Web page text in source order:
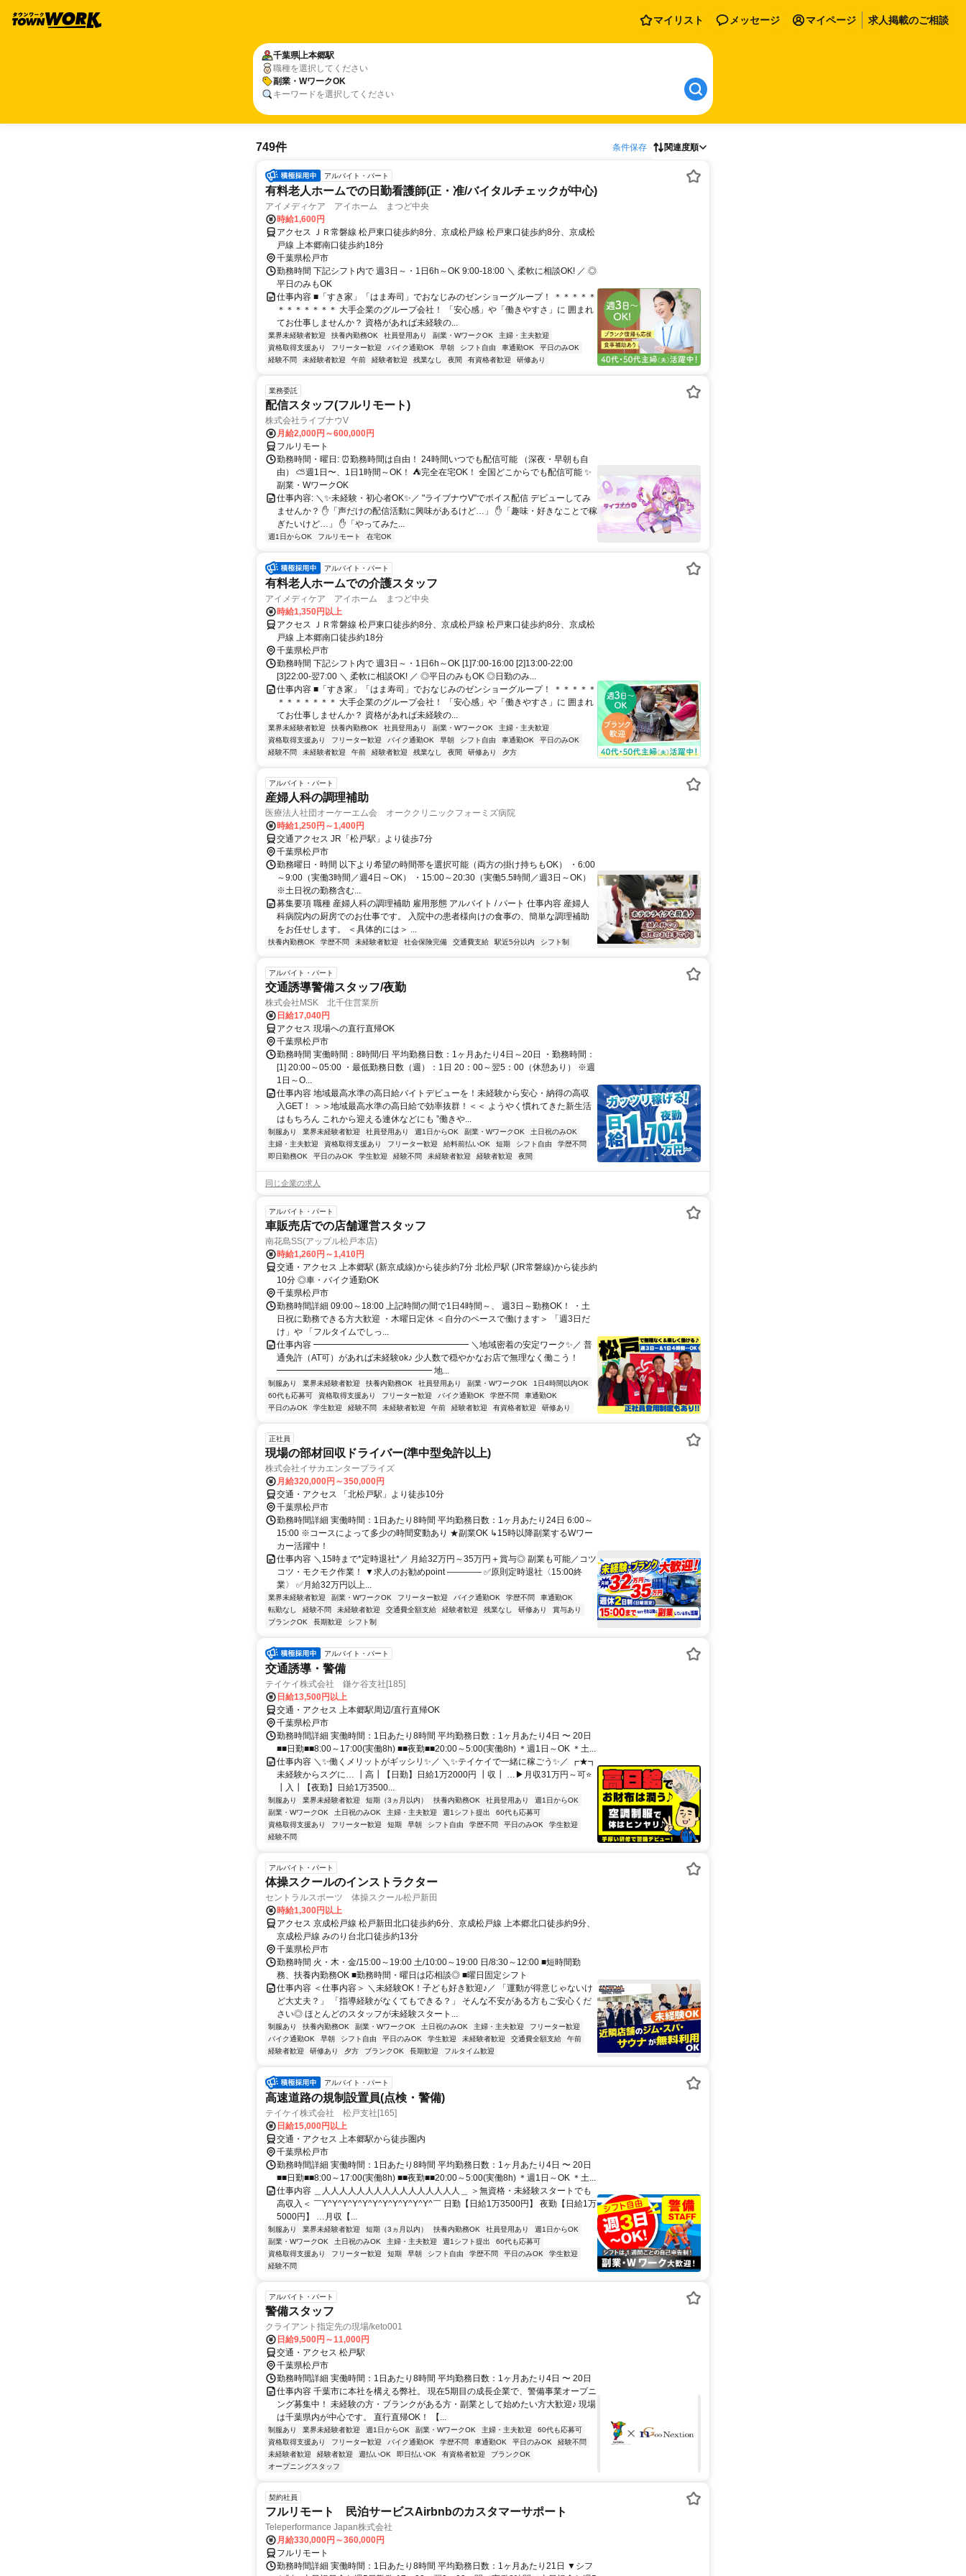
マイリスト メッセージ マイページ 求人掲載のご相談
千葉県上本郷駅
職種を選択してください
副業・WワークOK
キーワードを選択してください
749件 条件保存 関連度順
アルバイト・パート
有料老人ホームでの日勤看護師(正・准/バイタルチェックが中心)
アイメディケア アイホーム まつど中央
時給1,600円
アクセス ＪＲ常磐線 松戸東口徒歩約8分、京成松戸線 松戸東口徒歩約8分、京成松
戸線 上本郷南口徒歩約18分
千葉県松戸市
勤務時間 下記シフト内で 週3日～・1日6h～OK 9:00-18:00 ＼ 柔軟に相談OK! ／ ◎
平日のみもOK
仕事内容 ■「すき家」「はま寿司」でおなじみのゼンショーグループ！ ＊＊＊＊＊
＊＊＊＊＊＊＊ 大手企業のグループ会社！ 「安心感」や「働きやすさ」に 囲まれ
てお仕事しませんか？ 資格があれば未経験の...
業界未経験者歓迎 扶養内勤務OK 社員登用あり 副業・WワークOK
主婦・主夫歓迎
資格取得支援あり
フリーター歓迎 バイク通勤OK 早朝 シフト自由 車通勤OK
平日のみOK
経験不問
未経験者歓迎 午前 経験者歓迎 残業なし 夜間 有資格者歓迎 研修あり
業務委託
配信スタッフ(フルリモート)
株式会社ライブナウV
月給2,000円～600,000円
フルリモート
勤務時間・曜日: ⏰勤務時間は自由！ 24時間いつでも配信可能 （深夜・早朝も自
由） ⛅週1日〜、1日1時間～OK！ ⛺完全在宅OK！ 全国どこからでも配信可能 ✨
副業・WワークOK
仕事内容: ＼✨未経験・初心者OK✨／ "ライブナウV"でボイス配信 デビューしてみ
ませんか？ ✋「声だけの配信活動に興味があるけど…」 ✋「趣味・好きなことで稼
ぎたいけど…」 ✋「やってみた...
週1日からOK フルリモート 在宅OK
アルバイト・パート
有料老人ホームでの介護スタッフ
アイメディケア アイホーム まつど中央
時給1,350円以上
アクセス ＪＲ常磐線 松戸東口徒歩約8分、京成松戸線 松戸東口徒歩約8分、京成松
戸線 上本郷南口徒歩約18分
千葉県松戸市
勤務時間 下記シフト内で 週3日～・1日6h～OK [1]7:00-16:00 [2]13:00-22:00
[3]22:00-翌7:00 ＼ 柔軟に相談OK! ／ ◎平日のみもOK ◎日勤のみ...
仕事内容 ■「すき家」「はま寿司」でおなじみのゼンショーグループ！ ＊＊＊＊＊
＊＊＊＊＊＊＊ 大手企業のグループ会社！ 「安心感」や「働きやすさ」に 囲まれ
てお仕事しませんか？ 資格があれば未経験の...
業界未経験者歓迎 扶養内勤務OK 社員登用あり 副業・WワークOK
主婦・主夫歓迎
資格取得支援あり
フリーター歓迎 バイク通勤OK 早朝 シフト自由 車通勤OK
平日のみOK
経験不問
未経験者歓迎 午前 経験者歓迎 残業なし 夜間 研修あり 夕方
アルバイト・パート
産婦人科の調理補助
医療法人社団オーケーエム会 オーククリニックフォーミズ病院
時給1,250円～1,400円
交通アクセス JR「松戸駅」より徒歩7分
千葉県松戸市
勤務曜日・時間 以下より希望の時間帯を選択可能（両方の掛け持ちもOK） ・6:00
～9:00（実働3時間／週4日～OK） ・15:00～20:30（実働5.5時間／週3日～OK）
※土日祝の勤務含む...
募集要項 職種 産婦人科の調理補助 雇用形態 アルバイト / パート 仕事内容 産婦人
科病院内の厨房でのお仕事です。 入院中の患者様向けの食事の、簡単な調理補助
をお任せします。 ＜具体的には＞ ...
扶養内勤務OK 学歴不問 未経験者歓迎 社会保険完備 交通費支給 駅近5分以内 シフト制
アルバイト・パート
交通誘導警備スタッフ/夜勤
株式会社MSK 北千住営業所
日給17,040円
アクセス 現場への直行直帰OK
千葉県松戸市
勤務時間 実働時間：8時間/日 平均勤務日数：1ヶ月あたり4日～20日 ・勤務時間：
[1] 20:00～05:00 ・最低勤務日数（週）：1日 20：00～翌5：00（休憩あり） ※週
1日～O...
仕事内容 地域最高水準の高日給バイトデビューを！未経験から安心・納得の高収
入GET！ ＞＞地域最高水準の高日給で効率抜群！＜＜ ようやく慣れてきた新生活
はもちろん これから迎える連休などにも ”働きや...
制服あり 業界未経験者歓迎 社員登用あり 週1日からOK 副業・WワークOK
土日祝のみOK
主婦・主夫歓迎
資格取得支援あり フリーター歓迎 給料前払いOK 短期 シフト自由
学歴不問
即日勤務OK
平日のみOK 学生歓迎 経験不問 未経験者歓迎 経験者歓迎 夜間
同じ企業の求人
アルバイト・パート
車販売店での店舗運営スタッフ
南花島SS(アップル松戸本店)
時給1,260円～1,410円
交通・アクセス 上本郷駅 (新京成線)から徒歩約7分 北松戸駅 (JR常磐線)から徒歩約
10分 ◎車・バイク通勤OK
千葉県松戸市
勤務時間詳細 09:00～18:00 上記時間の間で1日4時間～、 週3日～勤務OK！ ・土
日祝に勤務できる方大歓迎 ・木曜日定休 ＜自分のペースで働けます＞ 「週3日だ
け」や 「フルタイムでしっ...
仕事内容 ━━━━━━━━━━━━━━━━━━ ＼地域密着の安定ワーク✨／ 普
通免許（AT可）があれば未経験ok♪ 少人数で穏やかなお店で無理なく働こう！
━━━━━━━━━━━━━━━━━━ 地...
制服あり 業界未経験者歓迎 扶養内勤務OK 社員登用あり 副業・WワークOK
1日4時間以内OK
60代も応募可
資格取得支援あり フリーター歓迎 バイク通勤OK 学歴不問
車通勤OK
平日のみOK
学生歓迎 経験不問 未経験者歓迎 午前 経験者歓迎 有資格者歓迎 研修あり
正社員
現場の部材回収ドライバー(準中型免許以上)
株式会社イサカエンタープライズ
月給320,000円～350,000円
交通・アクセス 「北松戸駅」より徒歩10分
千葉県松戸市
勤務時間詳細 実働時間：1日あたり8時間 平均勤務日数：1ヶ月あたり24日 6:00～
15:00 ※コースによって多少の時間変動あり ★副業OK ↳15時以降副業するWワー
カー活躍中！
仕事内容 ＼15時まで*定時退社*／ 月給32万円～35万円＋賞与◎ 副業も可能／コツ
コツ・モクモク作業！ ▼求人のお勧めpoint ―――― ✅原則定時退社〈15:00終
業〉 ✅月給32万円以上...
業界未経験者歓迎 副業・WワークOK フリーター歓迎 バイク通勤OK 学歴不問
車通勤OK
転勤なし
経験不問 未経験者歓迎 交通費全額支給 経験者歓迎 残業なし 研修あり
賞与あり
ブランクOK
長期歓迎 シフト制
アルバイト・パート
交通誘導・警備
テイケイ株式会社 鎌ケ谷支社[185]
日給13,500円以上
交通・アクセス 上本郷駅周辺/直行直帰OK
千葉県松戸市
勤務時間詳細 実働時間：1日あたり8時間 平均勤務日数：1ヶ月あたり4日 〜 20日
■■日勤■■8:00～17:00(実働8h) ■■夜勤■■20:00～5:00(実働8h) ＊週1日～OK ＊土...
仕事内容 ＼✨働くメリットがギッシリ✨／ ＼✨テイケイで一緒に稼ごう✨／ ┏★┓
未経験からスグに… ┃高┃【日勤】日給1万2000円 ┃収┃ …▶月収31万円～可⭐
┃入┃【夜勤】日給1万3500...
制服あり 業界未経験者歓迎 短期（3ヵ月以内） 扶養内勤務OK 社員登用あり
週1日からOK
副業・WワークOK
土日祝のみOK 主婦・主夫歓迎 週1シフト提出
60代も応募可
資格取得支援あり
フリーター歓迎 短期 早朝 シフト自由 学歴不問 平日のみOK
学生歓迎
経験不問
アルバイト・パート
体操スクールのインストラクター
セントラルスポーツ 体操スクール松戸新田
時給1,300円以上
アクセス 京成松戸線 松戸新田北口徒歩約6分、京成松戸線 上本郷北口徒歩約9分、
京成松戸線 みのり台北口徒歩約13分
千葉県松戸市
勤務時間 火・木・金/15:00～19:00 土/10:00～19:00 日/8:30～12:00 ■短時間勤
務、扶養内勤務OK ■勤務時間・曜日は応相談◎ ■曜日固定シフト
仕事内容 ＜仕事内容＞ ＼未経験OK！子ども好き歓迎♪／ 「運動が得意じゃないけ
ど大丈夫？」 「指導経験がなくてもできる？」 そんな不安がある方もご安心くだ
さい◎ ほとんどのスタッフが未経験スタート...
制服あり 扶養内勤務OK 副業・WワークOK 土日祝のみOK 主婦・主夫歓迎
フリーター歓迎
バイク通勤OK
早朝 シフト自由 平日のみOK 学生歓迎 未経験者歓迎 交通費全額支給
午前
経験者歓迎
研修あり 夕方 ブランクOK 長期歓迎 フルタイム歓迎
アルバイト・パート
高速道路の規制設置員(点検・警備)
テイケイ株式会社 松戸支社[165]
日給15,000円以上
交通・アクセス 上本郷駅から徒歩圏内
千葉県松戸市
勤務時間詳細 実働時間：1日あたり8時間 平均勤務日数：1ヶ月あたり4日 〜 20日
■■日勤■■8:00～17:00(実働8h) ■■夜勤■■20:00～5:00(実働8h) ＊週1日～OK ＊土...
仕事内容 ＿人人人人人人人人人人人人人人人人＿ ＞無資格・未経験スタートでも
高収入＜ ￣Y^Y^Y^Y^Y^Y^Y^Y^Y^Y^Y^￣ 日勤【日給1万3500円】 夜勤【日給1万
5000円】 …月収【...
制服あり 業界未経験者歓迎 短期（3ヵ月以内） 扶養内勤務OK 社員登用あり
週1日からOK
副業・WワークOK
土日祝のみOK 主婦・主夫歓迎 週1シフト提出
60代も応募可
資格取得支援あり
フリーター歓迎 短期 早朝 シフト自由 学歴不問 平日のみOK
学生歓迎
経験不問
アルバイト・パート
警備スタッフ
クライアント指定先の現場/keto001
日給9,500円～11,000円
交通・アクセス 松戸駅
千葉県松戸市
勤務時間詳細 実働時間：1日あたり8時間 平均勤務日数：1ヶ月あたり4日 〜 20日
仕事内容 千葉市に本社を構える弊社。 現在5期目の成長企業で、警備事業オープニ
ング募集中！ 未経験の方・ブランクがある方・副業として始めたい方大歓迎♪ 現場
は千葉県内が中心です。 直行直帰OK！ 【...
制服あり 業界未経験者歓迎 週1日からOK 副業・WワークOK 主婦・主夫歓迎
60代も応募可
資格取得支援あり
フリーター歓迎 バイク通勤OK 学歴不問 車通勤OK 平日のみOK
経験不問
未経験者歓迎
経験者歓迎 週払いOK 即日払いOK 有資格者歓迎
ブランクOK
オープニングスタッフ
契約社員
フルリモート 民泊サービスAirbnbのカスタマーサポート
Teleperformance Japan株式会社
月給330,000円～360,000円
フルリモート
勤務時間詳細 実働時間：1日あたり8時間 平均勤務日数：1ヶ月あたり21日 ▼シフ